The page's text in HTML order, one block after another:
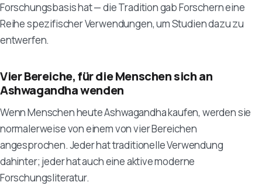
Forschungsbasis hat — die Tradition gab Forschern eine
Reihe spezifischer Verwendungen, um Studien dazu zu
entwerfen.
Vier Bereiche, für die Menschen sich an
Ashwagandha wenden
Wenn Menschen heute Ashwagandha kaufen, werden sie
normalerweise von einem von vier Bereichen
angesprochen. Jeder hat traditionelle Verwendung
dahinter; jeder hat auch eine aktive moderne
Forschungsliteratur.